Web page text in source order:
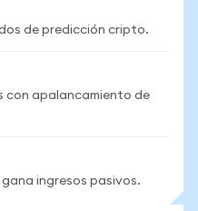
de predicción cripto.
con apalancamiento de
ingresos pasivos.